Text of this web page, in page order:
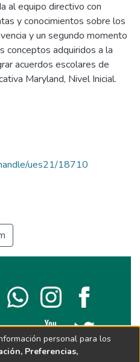
al equipo directivo con
y conocimientos sobre los
y un segundo momento
conceptos adquiridos a la
acuerdos escolares de
Maryland, Nivel Inicial.
ues21/18710
personal para los
Preferencias,